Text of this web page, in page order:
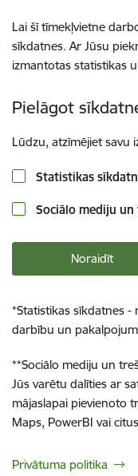
Lai šī tīmekļvietne
sīkdatnes. Ar Jūsu
izmantotas statistikas
Pielāgot
Lūdzu, atzīmējiet savu
Statistikas
Sociālo mediju
Noraidīt
*Statistikas sīkdatnes -
darbību un
**Sociālo mediju un
Jūs varētu dalīties ar
mājaslapai pievienoto
Maps, PowerBI vai
Privātuma politika